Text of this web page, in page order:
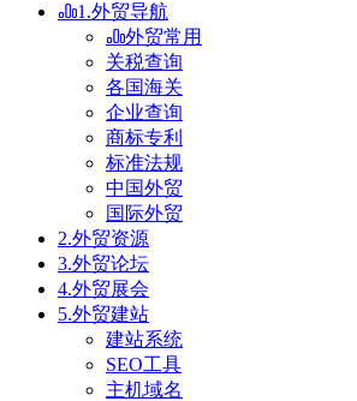
1.外贸导航
外贸常用
关税查询
各国海关
企业查询
商标专利
标准法规
中国外贸
国际外贸
2.外贸资源
3.外贸论坛
4.外贸展会
5.外贸建站
建站系统
SEO工具
主机域名